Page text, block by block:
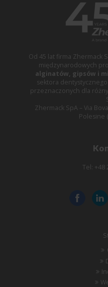
Od 45 lat firma Zhermack
międzynarodowych
alginatów, gipsów i
sektora
przeznaczonych dla
Zhermack SpA – Via
Polesine
Tel: +48